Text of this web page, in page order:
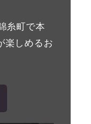
糸町で本
楽しめるお